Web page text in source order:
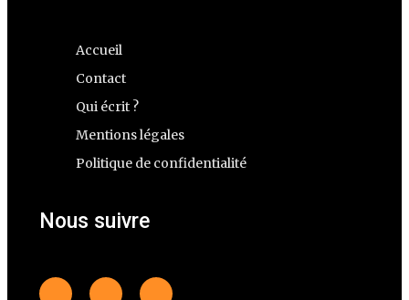
Accueil
Contact
Qui écrit ?
Mentions légales
Politique de confidentialité
Nous suivre